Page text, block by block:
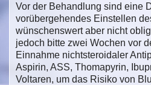
Vor der Behandlung sind eine
vorübergehendes Einstellen
wünschenswert aber nicht
jedoch bitte zwei Wochen vor
Einnahme nichtsteroidaler
Aspirin, ASS, Thomapyrin,
Voltaren, um das Risiko von